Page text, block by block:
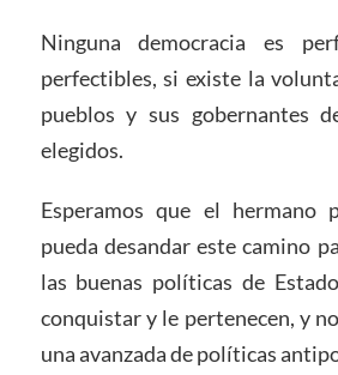
Ninguna democracia es
perfectibles, si existe la
pueblos y sus gobernantes
elegidos.
Esperamos que el hermano
pueda desandar este camino
las buenas políticas de
conquistar y le pertenecen, y
una avanzada de políticas